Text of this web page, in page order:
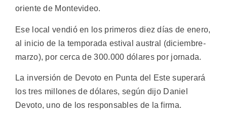
oriente de Montevideo.
Ese local vendió en los primeros diez días de enero,
al inicio de la temporada estival austral (diciembre-
marzo), por cerca de 300.000 dólares por jornada.
La inversión de Devoto en Punta del Este superará
los tres millones de dólares, según dijo Daniel
Devoto, uno de los responsables de la firma.